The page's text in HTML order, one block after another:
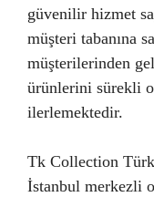
güvenilir hizmet
müşteri tabanına
müşterilerinden
ürünlerini sürekli
ilerlemektedir.
Tk Collection
İstanbul merkezli